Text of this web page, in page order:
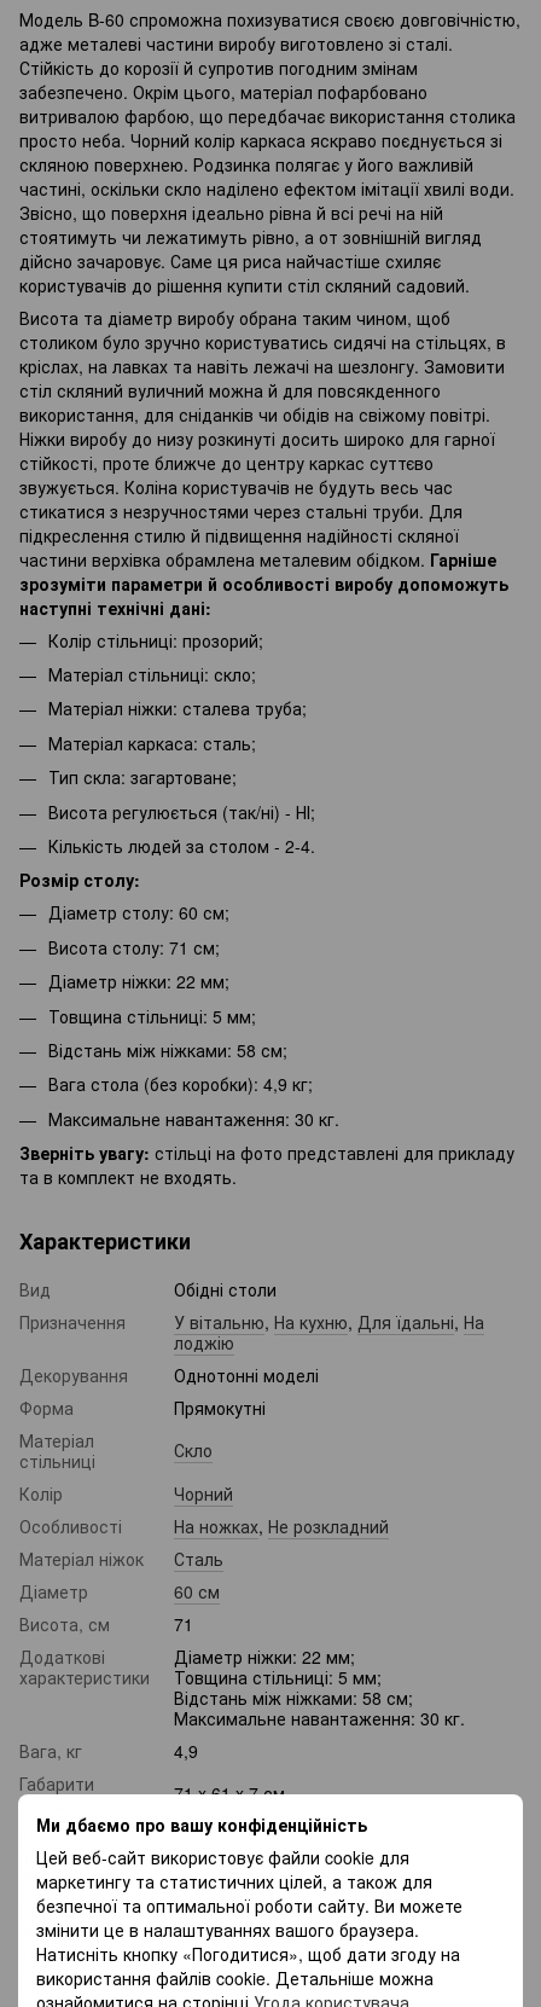
Ми дбаємо про вашу конфіденційність
Цей веб-сайт використовує файли cookie для
маркетингу та статистичних цілей, а також для
безпечної та оптимальної роботи сайту. Ви можете
змінити це в налаштуваннях вашого браузера.
Натисніть кнопку «Погодитися», щоб дати згоду на
використання файлів cookie. Детальніше можна
ознайомитися на сторінці Угода користувача
Модель B-60 спроможна похизуватися своєю довговічністю,
адже металеві частини виробу виготовлено зі сталі.
Стійкість до корозії й супротив погодним змінам
забезпечено. Окрім цього, матеріал пофарбовано
витривалою фарбою, що передбачає використання столика
просто неба. Чорний колір каркаса яскраво поєднується зі
скляною поверхнею. Родзинка полягає у його важливій
частині, оскільки скло наділено ефектом імітації хвилі води.
Звісно, що поверхня ідеально рівна й всі речі на ній
стоятимуть чи лежатимуть рівно, а от зовнішній вигляд
дійсно зачаровує. Саме ця риса найчастіше схиляє
користувачів до рішення купити стіл скляний садовий.
Висота та діаметр виробу обрана таким чином, щоб
столиком було зручно користуватись сидячі на стільцях, в
кріслах, на лавках та навіть лежачі на шезлонгу. Замовити
стіл скляний вуличний можна й для повсякденного
використання, для сніданків чи обідів на свіжому повітрі.
Ніжки виробу до низу розкинуті досить широко для гарної
стійкості, проте ближче до центру каркас суттєво
звужується. Коліна користувачів не будуть весь час
стикатися з незручностями через стальні труби. Для
підкреслення стилю й підвищення надійності скляної
частини верхівка обрамлена металевим обідком. Гарніше
зрозуміти параметри й особливості виробу допоможуть
наступні технічні дані:
Колір стільниці: прозорий;
Матеріал стільниці: скло;
Матеріал ніжки: сталева труба;
Матеріал каркаса: сталь;
Тип скла: загартоване;
Висота регулюється (так/ні) - НІ;
Кількість людей за столом - 2-4.
Розмір столу:
Діаметр столу: 60 см;
Висота столу: 71 см;
Діаметр ніжки: 22 мм;
Товщина стільниці: 5 мм;
Відстань між ніжками: 58 см;
Вага стола (без коробки): 4,9 кг;
Максимальне навантаження: 30 кг.
Зверніть увагу: стільці на фото представлені для прикладу
та в комплект не входять.
Характеристики
Вид
Обідні столи
Призначення
У вітальню, На кухню, Для їдальні, На
лоджію
Декорування
Однотонні моделі
Форма
Прямокутні
Матеріал
стільниці
Скло
Колір
Чорний
Особливості
На ножках, Не розкладний
Матеріал ніжок
Сталь
Діаметр
60 см
Висота, см
71
Додаткові
характеристики
Діаметр ніжки: 22 мм;
Товщина стільниці: 5 мм;
Відстань між ніжками: 58 см;
Максимальне навантаження: 30 кг.
Вага, кг
4,9
Габарити
упаковки
71 x 61 x 7 см
Країна-
реєстрації
бренду
Україна
Країна-
виробник
товару
Китай
Гарантія
12 місяців